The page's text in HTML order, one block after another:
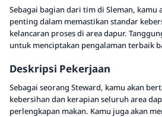
Sebagai bagian dari tim di Sleman, kamu
penting dalam memastikan standar
kelancaran proses di area dapur.
untuk menciptakan pengalaman terbaik
Deskripsi Pekerjaan
Sebagai seorang Steward, kamu akan
kebersihan dan kerapian seluruh area
perlengkapan makan. Kamu juga akan